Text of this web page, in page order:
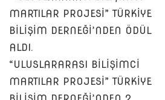
MARTILAR PROJESİ” TÜRKİYE
BİLİŞİM DERNEĞİ’NDEN ÖDÜL
ALDI.
“ULUSLARARASI BİLİŞİMCİ
MARTILAR PROJESİ” TÜRKİYE